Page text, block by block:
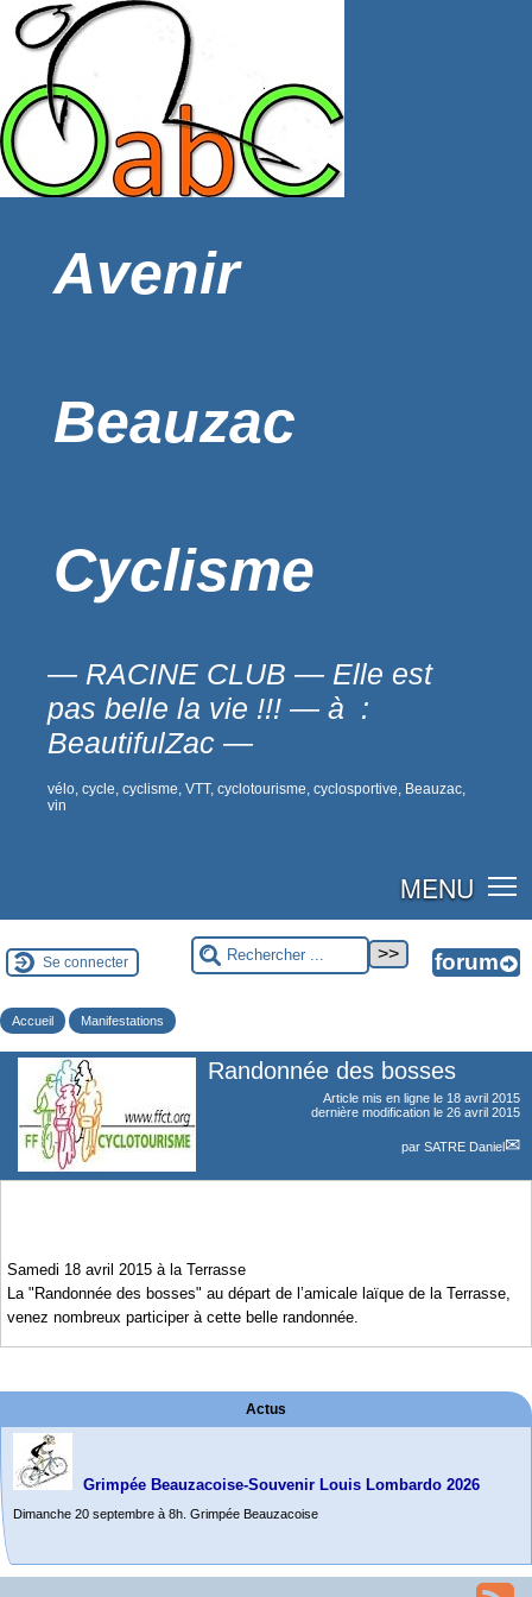
Avenir
Beauzac
Cyclisme
— RACINE CLUB — Elle est
pas belle la vie !!! — à :
BeautifulZac —
vélo, cycle, cyclisme, VTT, cyclotourisme, cyclosportive, Beauzac,
vin
MENU
Se connecter
Accueil Manifestations
Randonnée des bosses
Article mis en ligne le 18 avril 2015
dernière modification le 26 avril 2015
par SATRE Daniel
Samedi 18 avril 2015 à la Terrasse
La "Randonnée des bosses" au départ de l’amicale laïque de la Terrasse,
venez nombreux participer à cette belle randonnée.
Actus
Grimpée Beauzacoise-Souvenir Louis Lombardo 2026
Dimanche 20 septembre à 8h. Grimpée Beauzacoise
Randonnée itinérante dans l’Aveyron.